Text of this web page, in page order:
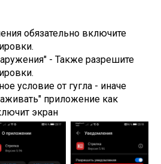
обязательно включите
- Также разрешите
условие от гугла - иначе
приложение как
экран